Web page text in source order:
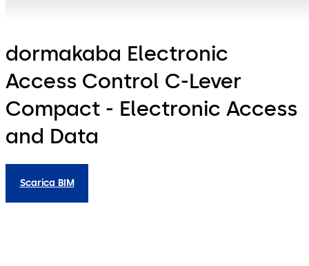
dormakaba Electronic
Access Control C-Lever
Compact - Electronic Access
and Data
Scarica BIM